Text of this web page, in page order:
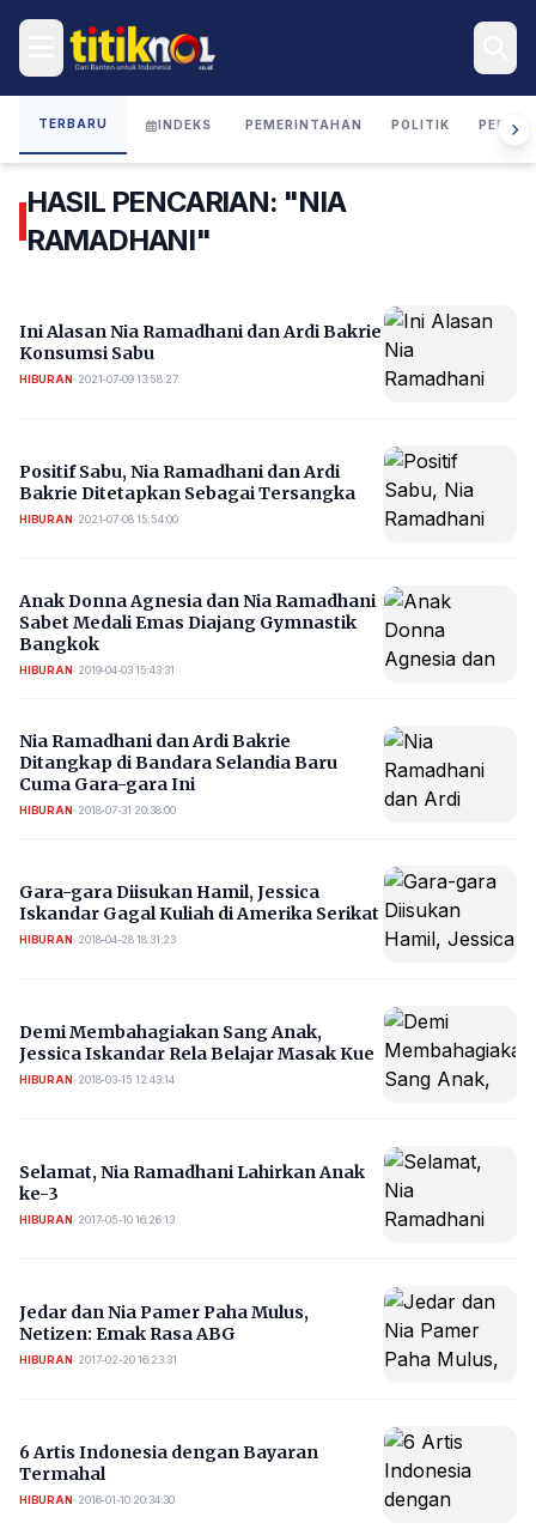
TERBARU INDEKS PEMERINTAHAN POLITIK
HASIL PENCARIAN: "NIA
RAMADHANI"
Ini Alasan Nia Ramadhani dan Ardi Bakrie
Konsumsi Sabu
HIBURAN• 2021-07-09 13:58:27
Positif Sabu, Nia Ramadhani dan Ardi
Bakrie Ditetapkan Sebagai Tersangka
HIBURAN• 2021-07-08 15:54:00
Anak Donna Agnesia dan Nia Ramadhani
Sabet Medali Emas Diajang Gymnastik
Bangkok
HIBURAN• 2019-04-03 15:43:31
Nia Ramadhani dan Ardi Bakrie
Ditangkap di Bandara Selandia Baru
Cuma Gara-gara Ini
HIBURAN• 2018-07-31 20:38:00
Gara-gara Diisukan Hamil, Jessica
Iskandar Gagal Kuliah di Amerika Serikat
HIBURAN• 2018-04-28 18:31:23
Demi Membahagiakan Sang Anak,
Jessica Iskandar Rela Belajar Masak Kue
HIBURAN• 2018-03-15 12:43:14
Selamat, Nia Ramadhani Lahirkan Anak
ke-3
HIBURAN• 2017-05-10 16:26:13
Jedar dan Nia Pamer Paha Mulus,
Netizen: Emak Rasa ABG
HIBURAN• 2017-02-20 16:23:31
6 Artis Indonesia dengan Bayaran
Termahal
HIBURAN• 2016-01-10 20:34:30